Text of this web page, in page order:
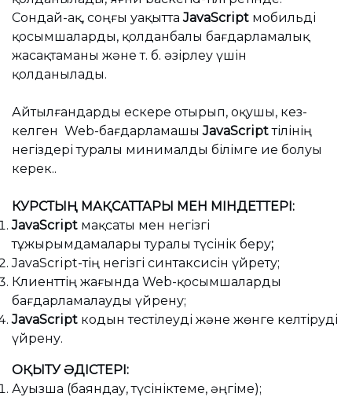
Сондай-ақ, соңғы уақыттаJavaScript мобильді
қосымшаларды, қолданбалы бағдарламалық
жасақтаманы және т. б. әзірлеу үшін
қолданылады.
Айтылғандарды ескере отырып, оқушы, кез-
келген Web-бағдарламашыJavaScriptтілінің
негіздері туралы минималды білімге ие болуы
керек..
КУРСТЫҢ МАҚСАТТАРЫ МЕН МІНДЕТТЕРІ:
JavaScript мақсаты мен негізгі
тұжырымдамалары туралы түсінік беру;
JavaScript-тің негізгі синтаксисін үйрету;
Клиенттің жағында Web-қосымшаларды
бағдарламалауды үйрену;
JavaScript кодын тестілеуді және жөнге келтіруді
үйрену.
ОҚЫТУ ӘДІСТЕРІ​:
Ауызша (баяндау, түсініктеме, әңгіме);